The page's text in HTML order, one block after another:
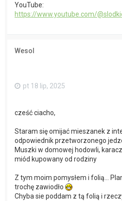
YouTube:
https://www.youtube.com/
Wesol
pt 18 lip, 2025
cześć ciacho,
Staram się omijać mieszanek z
odpowiednik przetworzonego
Muszki w domowej hodowli,
miód kupowany od rodziny
Z tym moim pomysłem i folią...
trochę zawiodło
Chyba sie poddam z tą folią i